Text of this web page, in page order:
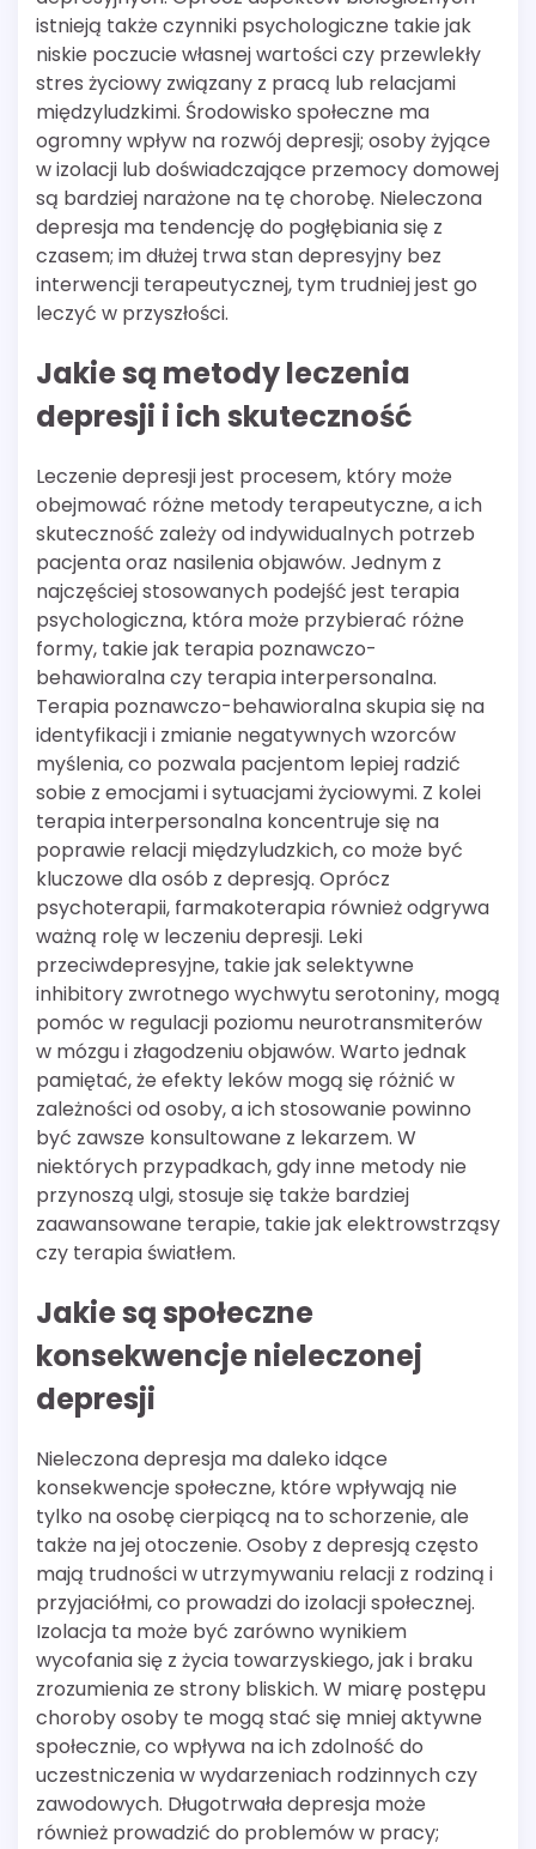
istnieją także czynniki psychologiczne takie jak
niskie poczucie własnej wartości czy przewlekły
stres życiowy związany z pracą lub relacjami
międzyludzkimi. Środowisko społeczne ma
ogromny wpływ na rozwój depresji; osoby żyjące
w izolacji lub doświadczające przemocy domowej
są bardziej narażone na tę chorobę. Nieleczona
depresja ma tendencję do pogłębiania się z
czasem; im dłużej trwa stan depresyjny bez
interwencji terapeutycznej, tym trudniej jest go
leczyć w przyszłości.
Jakie są metody leczenia
depresji i ich skuteczność
Leczenie depresji jest procesem, który może
obejmować różne metody terapeutyczne, a ich
skuteczność zależy od indywidualnych potrzeb
pacjenta oraz nasilenia objawów. Jednym z
najczęściej stosowanych podejść jest terapia
psychologiczna, która może przybierać różne
formy, takie jak terapia poznawczo-
behawioralna czy terapia interpersonalna.
Terapia poznawczo-behawioralna skupia się na
identyfikacji i zmianie negatywnych wzorców
myślenia, co pozwala pacjentom lepiej radzić
sobie z emocjami i sytuacjami życiowymi. Z kolei
terapia interpersonalna koncentruje się na
poprawie relacji międzyludzkich, co może być
kluczowe dla osób z depresją. Oprócz
psychoterapii, farmakoterapia również odgrywa
ważną rolę w leczeniu depresji. Leki
przeciwdepresyjne, takie jak selektywne
inhibitory zwrotnego wychwytu serotoniny, mogą
pomóc w regulacji poziomu neurotransmiterów
w mózgu i złagodzeniu objawów. Warto jednak
pamiętać, że efekty leków mogą się różnić w
zależności od osoby, a ich stosowanie powinno
być zawsze konsultowane z lekarzem. W
niektórych przypadkach, gdy inne metody nie
przynoszą ulgi, stosuje się także bardziej
zaawansowane terapie, takie jak elektrowstrząsy
czy terapia światłem.
Jakie są społeczne
konsekwencje nieleczonej
depresji
Nieleczona depresja ma daleko idące
konsekwencje społeczne, które wpływają nie
tylko na osobę cierpiącą na to schorzenie, ale
także na jej otoczenie. Osoby z depresją często
mają trudności w utrzymywaniu relacji z rodziną i
przyjaciółmi, co prowadzi do izolacji społecznej.
Izolacja ta może być zarówno wynikiem
wycofania się z życia towarzyskiego, jak i braku
zrozumienia ze strony bliskich. W miarę postępu
choroby osoby te mogą stać się mniej aktywne
społecznie, co wpływa na ich zdolność do
uczestniczenia w wydarzeniach rodzinnych czy
zawodowych. Długotrwała depresja może
również prowadzić do problemów w pracy;